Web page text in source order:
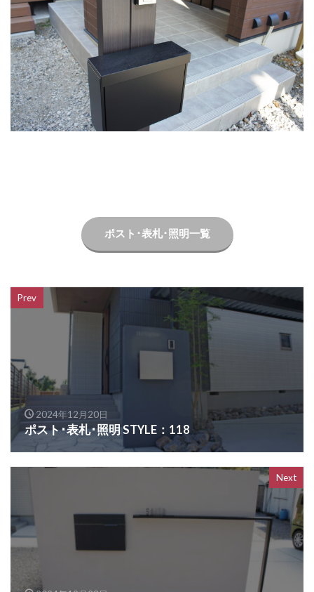
ポスト･表札･照明一覧
Prev
2024年12月20日
ポスト･表札･照明 STYLE：118
Next
LIXIL ファンクションユニット アクシィ
LIXIL ファンクションユニット ウィルモダン
LIXIL フェンスAB
LIXIL ブラケットウォールライト
LIXIL プラスG
LIXIL プレスタフェンス
LIXIL プレミエス
LIXIL プログコートフェンス
LIXIL 美彩 マリンライト
LIXIL 表札灯
LIXIL 門柱灯
LIXIL 開き門扉AB
OnlyOne ヴァリオネオ
OnlyOne ヴェリータヌーボS
OnlyOne ウォールマウントライト
OnlyOne カーストップバー
OnlyOne シャーポ
OnlyOne ショーケース エントランスユニット
OnlyOne ショーケース専用ボーノ
OnlyOne シンプルフレーム フロントネームプレート
OnlyOne スマートポール セレクト
OnlyOne ナミプラス アール